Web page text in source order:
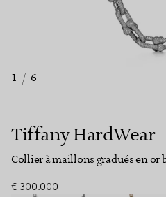
1 / 6
Tiffany HardWear
Collier à maillons gradués en or
€ 300.000